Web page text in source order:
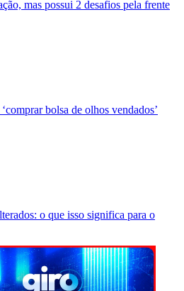
mas possui 2 desafios pela frente
bolsa de olhos vendados’
o que isso significa para o